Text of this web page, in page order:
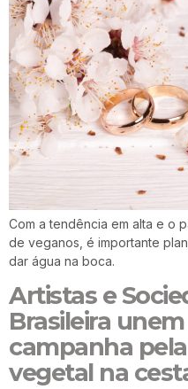
Com a tendência em alta e o
de veganos, é importante
dar água na boca.
Artistas e
Brasileira
campanha
vegetal na